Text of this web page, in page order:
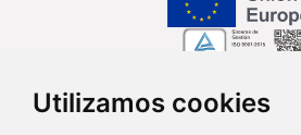
Utilizamos cookies
Síguenos en...